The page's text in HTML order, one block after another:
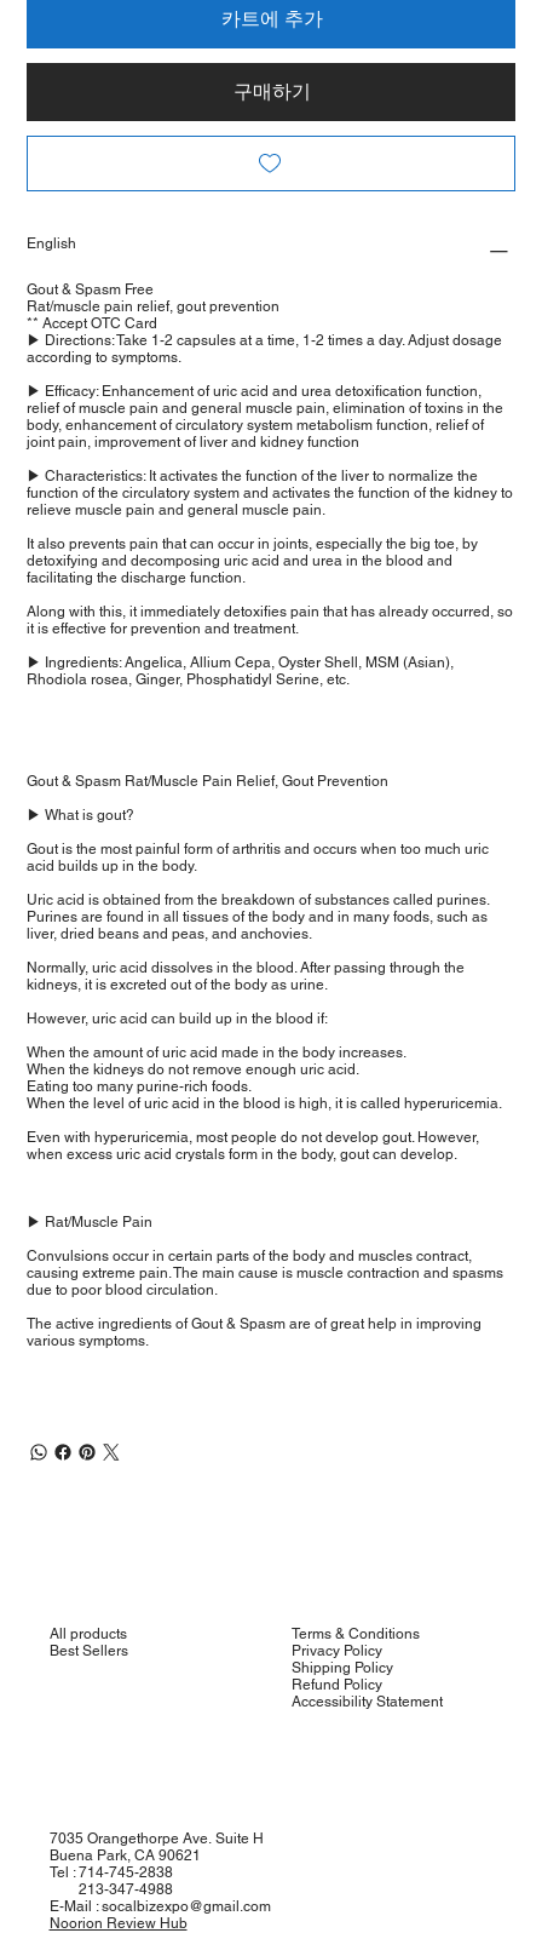
카트에 추가
구매하기
English
Gout & Spasm Free
Rat/muscle pain relief, gout prevention
** Accept OTC Card
▶ Directions: Take 1-2 capsules at a time, 1-2 times a day. Adjust dosage
according to symptoms.
▶ Efficacy: Enhancement of uric acid and urea detoxification function,
relief of muscle pain and general muscle pain, elimination of toxins in the
body, enhancement of circulatory system metabolism function, relief of
joint pain, improvement of liver and kidney function
▶ Characteristics: It activates the function of the liver to normalize the
function of the circulatory system and activates the function of the kidney to
relieve muscle pain and general muscle pain.
It also prevents pain that can occur in joints, especially the big toe, by
detoxifying and decomposing uric acid and urea in the blood and
facilitating the discharge function.
Along with this, it immediately detoxifies pain that has already occurred, so
it is effective for prevention and treatment.
▶ Ingredients: Angelica, Allium Cepa, Oyster Shell, MSM (Asian),
Rhodiola rosea, Ginger, Phosphatidyl Serine, etc.
Gout & Spasm Rat/Muscle Pain Relief, Gout Prevention
▶ What is gout?
Gout is the most painful form of arthritis and occurs when too much uric
acid builds up in the body.
Uric acid is obtained from the breakdown of substances called purines.
Purines are found in all tissues of the body and in many foods, such as
liver, dried beans and peas, and anchovies.
Normally, uric acid dissolves in the blood. After passing through the
kidneys, it is excreted out of the body as urine.
However, uric acid can build up in the blood if:
When the amount of uric acid made in the body increases.
When the kidneys do not remove enough uric acid.
Eating too many purine-rich foods.
When the level of uric acid in the blood is high, it is called hyperuricemia.
Even with hyperuricemia, most people do not develop gout. However,
when excess uric acid crystals form in the body, gout can develop.
▶ Rat/Muscle Pain
Convulsions occur in certain parts of the body and muscles contract,
causing extreme pain. The main cause is muscle contraction and spasms
due to poor blood circulation.
The active ingredients of Gout & Spasm are of great help in improving
various symptoms.
All products
Best Sellers
Terms & Conditions
Privacy Policy
Shipping Policy
Refund Policy
Accessibility Statement
7035 Orangethorpe Ave. Suite H
Buena Park, CA 90621
Tel : 714-745-2838
213-347-4988
E-Mail :socalbizexpo@gmail.com
Noorion Review Hub